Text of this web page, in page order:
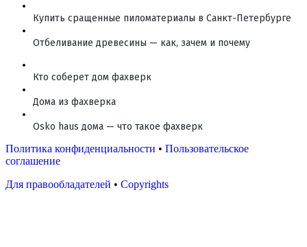
Купить сращенные пиломатериалы в Санкт-Петербурге
Отбеливание древесины — как, зачем и почему
Кто соберет дом фахверк
Дома из фахверка
Osko haus дома — что такое фахверк
Политика конфиденциальности • Пользовательское
соглашение
Для правообладателей • Copyrights